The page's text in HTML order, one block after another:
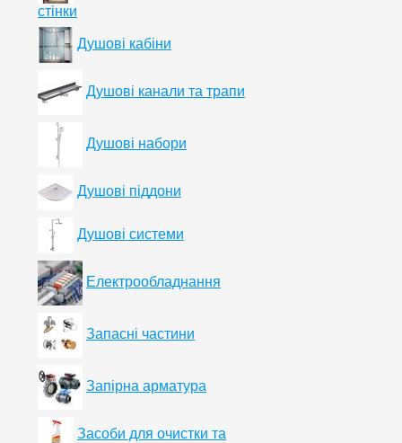
стінки
Душові кабіни
Душові канали та трапи
Душові набори
Душові піддони
Душові системи
Електрообладнання
Запасні частини
Запірна арматура
Засоби для очистки та